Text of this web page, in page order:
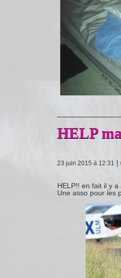
HELP
23 juin 2015 à 12:31 |
HELP!! en fait il y
Une asso pour les